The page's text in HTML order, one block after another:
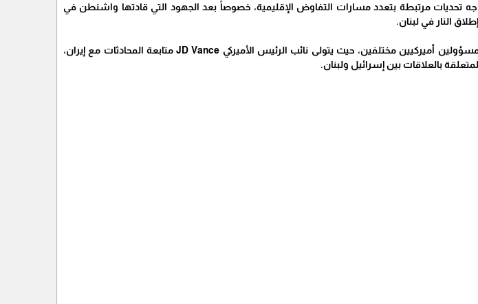
تحديات مرتبطة بتعدد مسارات التفاوض الإقليمية، خصوصاً بعد الجهود التي قادتها واشنطن في
النار في لبنان.
كما لفتت إلى أن الملفين اللبناني والإيراني يُداران من قبل مسؤولين أميركيين مختلفين، حيث يتولى نائب الرئيس الأميركي JD Vance متابعة المحادثات مع إيران،